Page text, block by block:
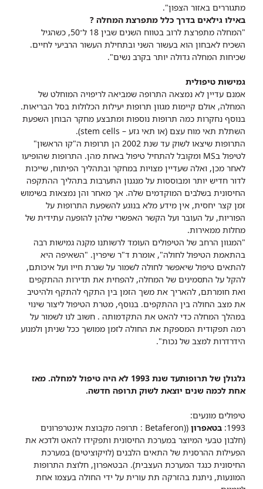
מתגוררים באזור הצפון".
באילו גילאים בדרך כלל מתפרצת המחלה ?
"המחלה מתפרצת לרוב בטווח השנים שבין 18 ל־50, כשהגיל
השכיח לאבחון הוא בעשור השני ובתחילת העשור הרביעי לחיים.
שכיחות המחלה גדולה יותר בקרב נשים".
גמישות טיפולית
אמנם עדיין לא נמצאה התרופה שמביאה לריפויה המוחלט של
המחלה, אולם קיימות מגוון תרופות יעילות הכלולות בסל הבריאות.
בנוסף נחקרות כמה תרופות נוספות ומתבצע מחקר הבוחן השפעת
השתלת תאי מוח עצם (או תאי גזע – stem cells).
התרופות שיצאו לשוק עד שנת 2002 הן תרופות ה"קו הראשון"
לטיפול בMS ומקובל להתחיל טיפול באחת מהן. התרופות שהופיעו
לאחר מכן, ואלה שעדיין מצויות במחקר ובתהליך הפיתוח, שייכות
לדור חדיש יותר ומבוססות על מנגנון התערבות בתהליך ההתקפה
החיסונית בשלבים המוקדמים שלה. אך מאחר והן נמצאות בשימוש
זמן קצר יחסית, אין מידע מלא בנוגע להשפעת התרופות על
הפוריות, על העובר ועל הקשר האפשרי שלהן להופעה עתידית של
מחלות ממאירות.
"המגוון הרחב של הטיפולים העומד לרשותנו מקנה גמישות רבה
בהתאמת הטיפול לחולה", אומרת ד"ר שיפרין. "השאיפה היא
להתאים טיפול שיאפשר לחולה לשמור על שגרת חייו ועל איכותם,
להקל על התסמינים של המחלה, להפחית את תדירות ההתקפים
ואת חומרתם, להאריך את משך הזמן בין התקף להתקף ולהיטיב
את מצב החולה בין ההתקפים. בנוסף, מטרת הטיפול ליצור שינוי
במהלך המחלה כדי להאט את התקדמותה . חשוב לנו לשמור על
רמה תפקודית המספקת את החולה לזמן ממושך ככל שניתן ולמנוע
הידרדרות למצב של נכות".
גלגולן של תרופותעד שנת 1993 לא היה טיפול למחלה. מאז
אחת לכמה שנים יוצאת לשוק תרופה חדשה.
טיפולים מונעים:
1993: בטאפרון
((Betaferon : תרופה מקבוצת אינטרפרונים
(חלבון טבעי המיוצר במערכת החיסונית ותפקידו להאט ולדכא את
הפעילות ההרסנית של התאים הלבנים (לויקוציטים) במערכת
החיסונית כנגד המערכת העצבית). הבטאפרון, חלוצת התרופות
המונעות, ניתנת בהזרקה תת עורית על ידי החולה בעצמו אחת